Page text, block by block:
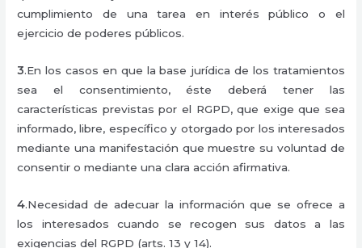
cumplimiento de una tarea en interés público o el
ejercicio de poderes públicos.
3.En los casos en que la base jurídica de los tratamientos
sea el consentimiento, éste deberá tener las
características previstas por el RGPD, que exige que sea
informado, libre, específico y otorgado por los interesados
mediante una manifestación que muestre su voluntad de
consentir o mediante una clara acción afirmativa.
4.Necesidad de adecuar la información que se ofrece a
los interesados cuando se recogen sus datos a las
exigencias del RGPD (arts. 13 y 14).